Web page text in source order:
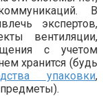
В
экспертов,
вентиляции,
с учетом
хранится (будь
упаковки,